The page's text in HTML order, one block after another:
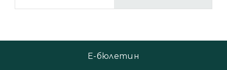
Е-бюлетин